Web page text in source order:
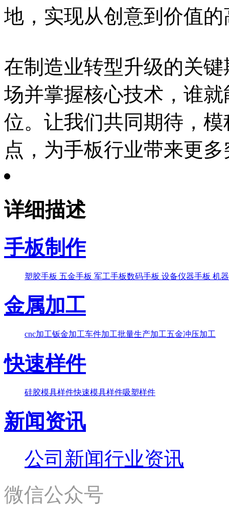
地，实现从创意到价值
在制造业转型升级的关
场并掌握核心技术，谁
位。让我们共同期待，
点，为手板行业带来更
详细描述
手板制作
塑胶手板 五金手板 军工手板数码手板 设备仪器手板 机
金属加工
cnc加工钣金加工车件加工批量生产加工五金冲压加工
快速样件
硅胶模具样件快速模具样件吸塑样件
新闻资讯
公司新闻行业资讯
微信公众号